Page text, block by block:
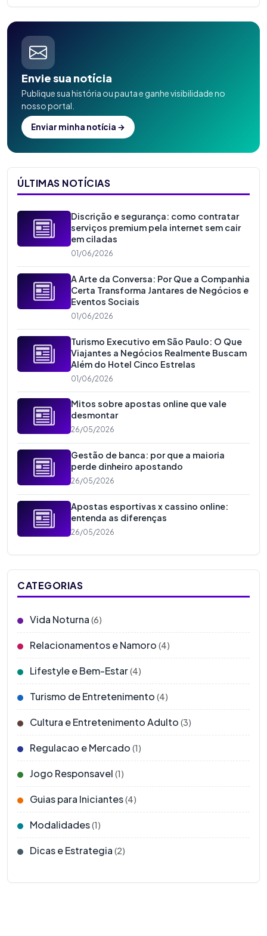
Envie sua notícia
Publique sua história ou pauta e ganhe visibilidade no
nosso portal.
Enviar minha notícia →
ÚLTIMAS NOTÍCIAS
Discrição e segurança: como contratar
serviços premium pela internet sem cair
em ciladas
01/06/2026
A Arte da Conversa: Por Que a Companhia
Certa Transforma Jantares de Negócios e
Eventos Sociais
01/06/2026
Turismo Executivo em São Paulo: O Que
Viajantes a Negócios Realmente Buscam
Além do Hotel Cinco Estrelas
01/06/2026
Mitos sobre apostas online que vale
desmontar
26/05/2026
Gestão de banca: por que a maioria
perde dinheiro apostando
26/05/2026
Apostas esportivas x cassino online:
entenda as diferenças
26/05/2026
CATEGORIAS
Vida Noturna (6)
Relacionamentos e Namoro (4)
Lifestyle e Bem-Estar(4)
Turismo de Entretenimento (4)
Cultura e Entretenimento Adulto (3)
Regulacao e Mercado (1)
Jogo Responsavel (1)
Guias para Iniciantes(4)
Modalidades(1)
Dicas e Estrategia (2)